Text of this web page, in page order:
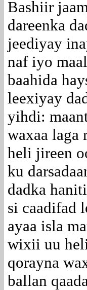
Bashiir
dareenka
jeediyay
naf iyo
baahida
leexiyay
yihdi:
waxaa laga
heli jireen
ku
dadka
si caadifad
ayaa isla
wixii uu
qorayna
ballan